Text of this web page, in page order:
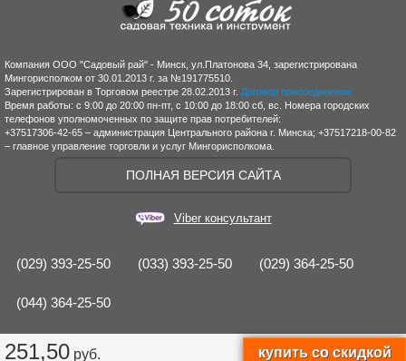
251,50 руб.
Компания ООО "Садовый рай" - Минск, ул.Платонова 34, зарегистрирована
Мингорисполком от 30.01.2013 г. за №191775510.
Зарегистрирован в Торговом реестре 28.02.2013 г. Договор присоединения
Время работы: с 9:00 до 20:00 пн-пт, с 10:00 до 18:00 сб, вс. Номера городских
телефонов уполномоченных по защите прав потребителей:
+37517306-42-65 – администрация Центрального района г. Минска; +37517218-00-82
– главное управление торговли и услуг Мингорисполкома.
ПОЛНАЯ ВЕРСИЯ САЙТА
Viber консультант
(029) 393-25-50 (033) 393-25-50 (029) 364-25-50
(044) 364-25-50